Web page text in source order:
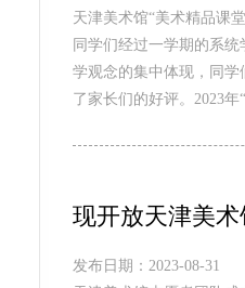
天津美术馆“美术精品课
同学们经过一学期的系
学观念的集中体现，同
了家长们的好评。2023
现开放天津美
发布日期：2023-08-31